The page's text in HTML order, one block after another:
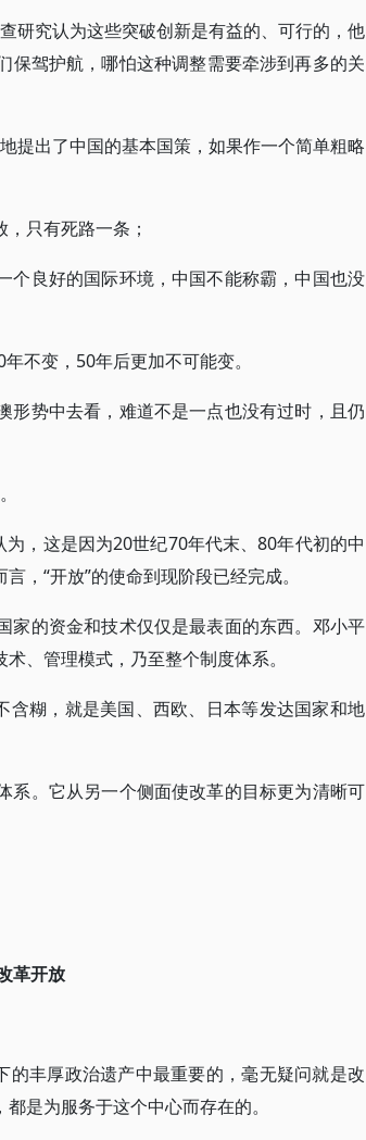
研究认为这些突破创新是有益的、可行的，他
保驾护航，哪怕这种调整需要牵涉到再多的关
提出了中国的基本国策，如果作一个简单粗略
只有死路一条；
个良好的国际环境，中国不能称霸，中国也没
不变，50年后更加不可能变。
形势中去看，难道不是一点也没有过时，且仍
，这是因为20世纪70年代末、80年代初的中
，“开放”的使命到现阶段已经完成。
家的资金和技术仅仅是最表面的东西。邓小平
、管理模式，乃至整个制度体系。
含糊，就是美国、西欧、日本等发达国家和地
系。它从另一个侧面使改革的目标更为清晰可
革开放
的丰厚政治遗产中最重要的，毫无疑问就是改
是为服务于这个中心而存在的。